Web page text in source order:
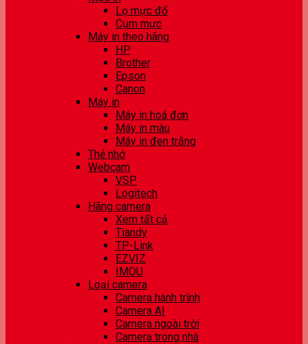
Lọ mực đổ
Cụm mực
Máy in theo hãng
HP
Brother
Epson
Canon
Máy in
Máy in hoá đơn
Máy in màu
Máy in đen trắng
Thẻ nhớ
Webcam
VSP
Logitech
Hãng camera
Xem tất cả
Tiandy
TP-Link
EZVIZ
IMOU
Loại camera
Camera hành trình
Camera AI
Camera ngoài trời
Camera trong nhà